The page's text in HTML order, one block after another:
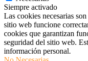
Siempre activado
Las cookies necesarias
sitio web funcione
cookies que garantizan
seguridad del sitio web.
información personal.